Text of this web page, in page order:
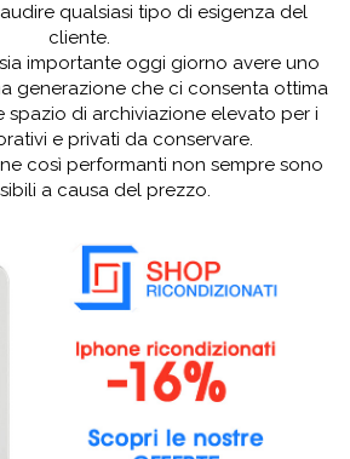
qualsiasi tipo di esigenza del
cliente.
importante oggi giorno avere uno
generazione che ci consenta ottima
spazio di archiviazione elevato per i
e privati da conservare.
così performanti non sempre sono
a causa del prezzo.